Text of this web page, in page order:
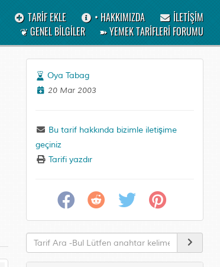
TARİF EKLE • HAKKIMIZDA
İLETİŞİM
❦ GENEL BİLGİLER
➽ YEMEK TARİFLERİ FORUMU
Oya Tabag
20 Mar 2003
Bu tarif hakkında bizimle iletişime
geçiniz
Tarifi yazdır